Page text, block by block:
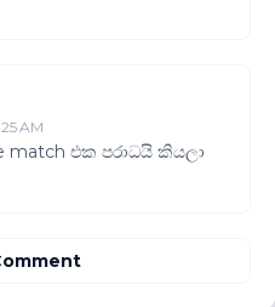
AM
එක පරාධයි කියලා